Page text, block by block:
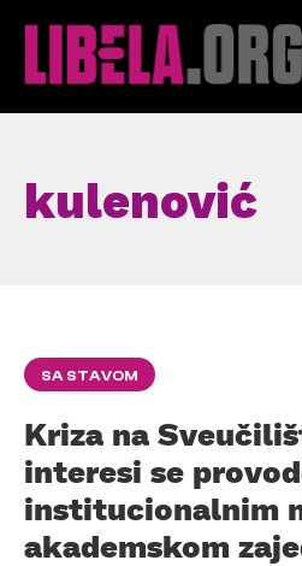
kulenović
SA STAVOM
Kriza na
interesi se
institucionalnim
akademskom